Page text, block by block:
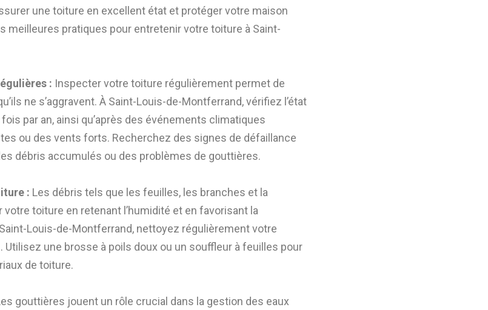
une toiture en excellent état et protéger votre maison
meilleures pratiques pour entretenir votre toiture à Saint-
: Inspecter votre toiture régulièrement permet de
ne s’aggravent. À Saint-Louis-de-Montferrand, vérifiez l’état
par an, ainsi qu’après des événements climatiques
ou des vents forts. Recherchez des signes de défaillance
débris accumulés ou des problèmes de gouttières.
: Les débris tels que les feuilles, les branches et la
toiture en retenant l’humidité et en favorisant la
Louis-de-Montferrand, nettoyez régulièrement votre
une brosse à poils doux ou un souffleur à feuilles pour
de toiture.
gouttières jouent un rôle crucial dans la gestion des eaux